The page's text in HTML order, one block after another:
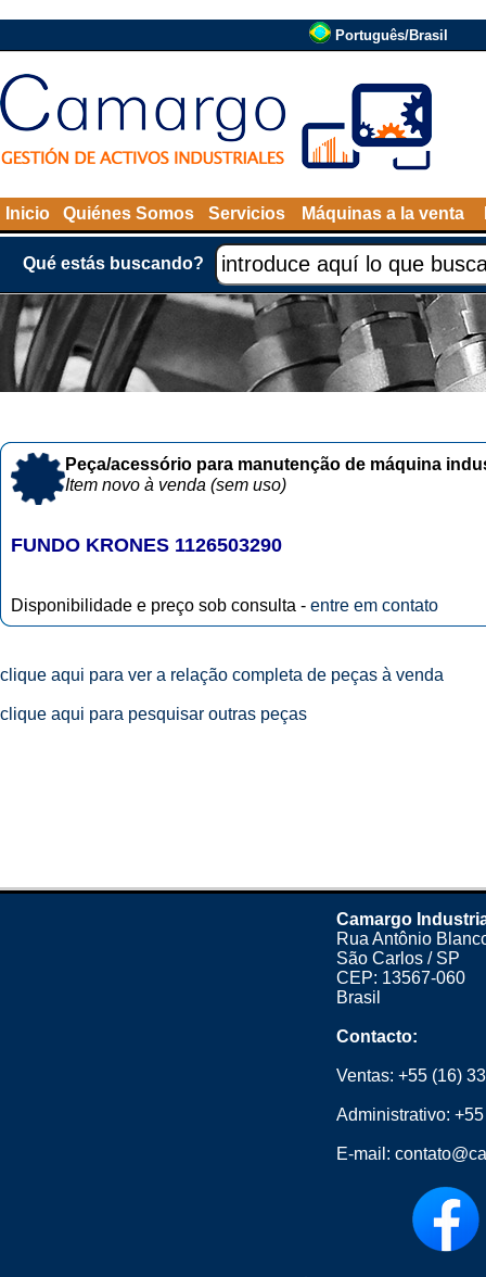
Português/Brasil
Inicio Quiénes Somos Servicios Máquinas a la venta
Qué estás buscando?
Peça/acessório para manutenção de máquina
Item novo à venda (sem uso)
FUNDO KRONES 1126503290
Disponibilidade e preço sob consulta - entre em contato
clique aqui para ver a relação completa de peças à venda
clique aqui para pesquisar outras peças
Camargo
Rua Antônio
São Carlos / SP
CEP: 13567-060
Brasil
Contacto:
Ventas: +55 (16)
Administrativo:
E-mail: